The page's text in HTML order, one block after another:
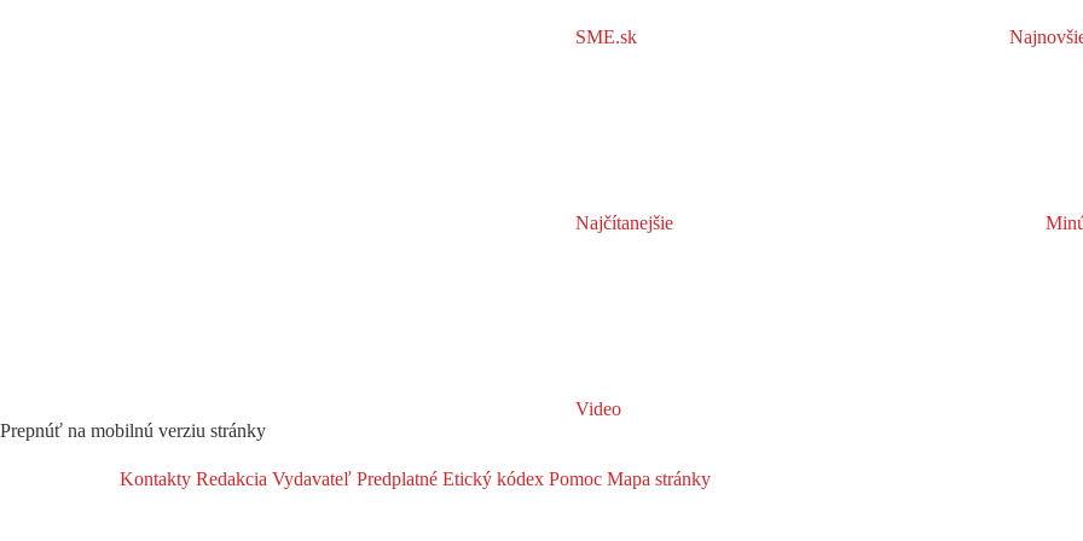
SME.sk
Najčítanejšie
Video
Prepnúť na mobilnú verziu stránky
Kontakty Redakcia Vydavateľ Predplatné Etický kódex Pomoc Mapa stránky